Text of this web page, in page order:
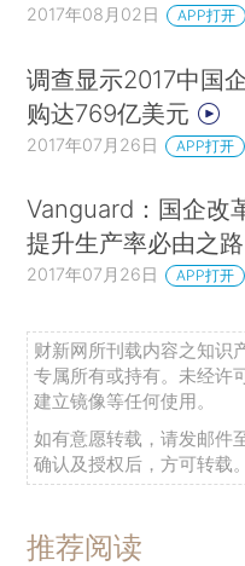
2017年08月02日 APP打开
调查显示2017中国
购达769亿美元
2017年07月26日 APP打开
Vanguard：国企改
提升生产率必由之路
2017年07月26日 APP打开
财新网所刊载内容之知识
专属所有或持有。未经许
建立镜像等任何使用。
如有意愿转载，请发邮件
确认及授权后，方可转载。
推荐阅读